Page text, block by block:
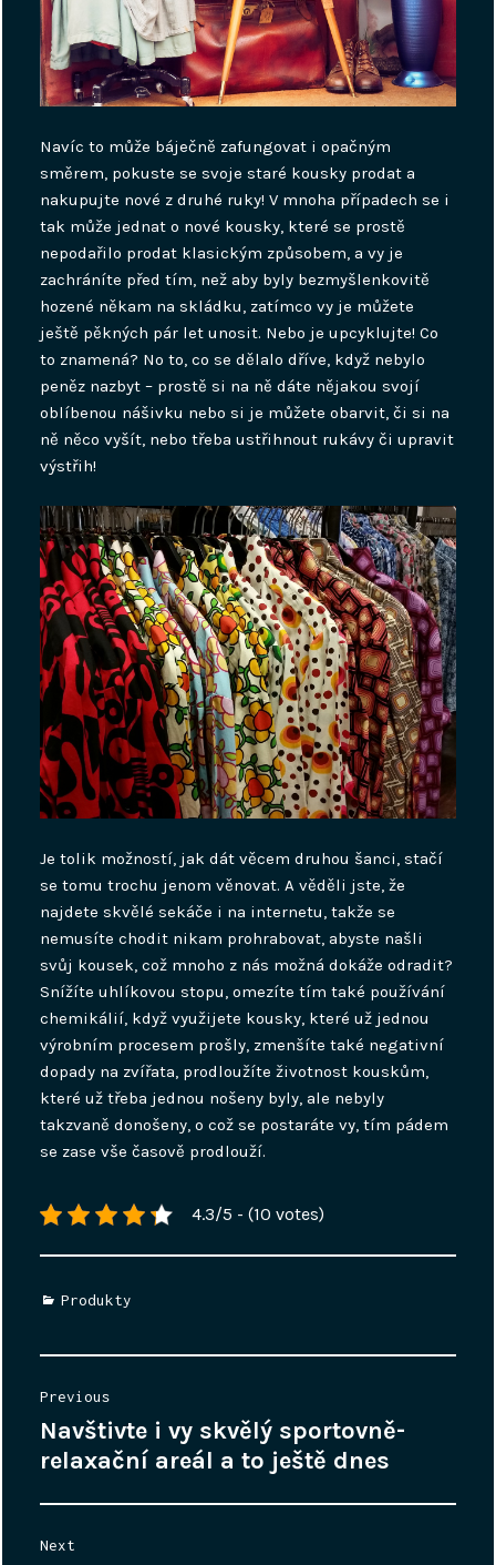
Navíc to může báječně zafungovat i opačným
směrem, pokuste se svoje staré kousky prodat a
nakupujte nové z druhé ruky! V mnoha případech se i
tak může jednat o nové kousky, které se prostě
nepodařilo prodat klasickým způsobem, a vy je
zachráníte před tím, než aby byly bezmyšlenkovitě
hozené někam na skládku, zatímco vy je můžete
ještě pěkných pár let unosit. Nebo je upcyklujte! Co
to znamená? No to, co se dělalo dříve, když nebylo
peněz nazbyt – prostě si na ně dáte nějakou svojí
oblíbenou nášivku nebo si je můžete obarvit, či si na
ně něco vyšít, nebo třeba ustřihnout rukávy či upravit
výstřih!
Je tolik možností, jak dát věcem druhou šanci, stačí
se tomu trochu jenom věnovat. A věděli jste, že
najdete skvělé sekáče i na internetu, takže se
nemusíte chodit nikam prohrabovat, abyste našli
svůj kousek, což mnoho z nás možná dokáže odradit?
Snížíte uhlíkovou stopu, omezíte tím také používání
chemikálií, když využijete kousky, které už jednou
výrobním procesem prošly, zmenšíte také negativní
dopady na zvířata, prodloužíte životnost kouskům,
které už třeba jednou nošeny byly, ale nebyly
takzvaně donošeny, o což se postaráte vy, tím pádem
se zase vše časově prodlouží.
4.3/5 - (10 votes)
Categories
Produkty
pro
příspěvek
Previous
Previous
post:
Navštivte i vy skvělý sportovně-
relaxační areál a to ještě dnes
Next